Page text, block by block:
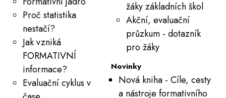
Proč statistika
nestačí?
Jak vzniká
FORMATIVNÍ
informace?
Evaluační cyklus v
žáky základních škol
Akční, evaluační
průzkum - dotazník
pro žáky
Novinky
Nová kniha - Cíle, cesty
a nástroje formativního